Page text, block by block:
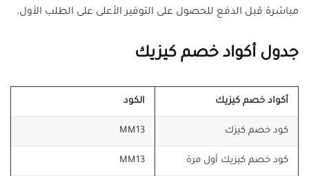
مباشرة قبل الدفع للحصول على التوفير الأعلى على الطلب الأول.
جدول أكواد خصم كيزيك
أكواد خصم كيزيك الكود
كود خصم كيزك MM13
كود خصم كيزيك أول مرة MM13